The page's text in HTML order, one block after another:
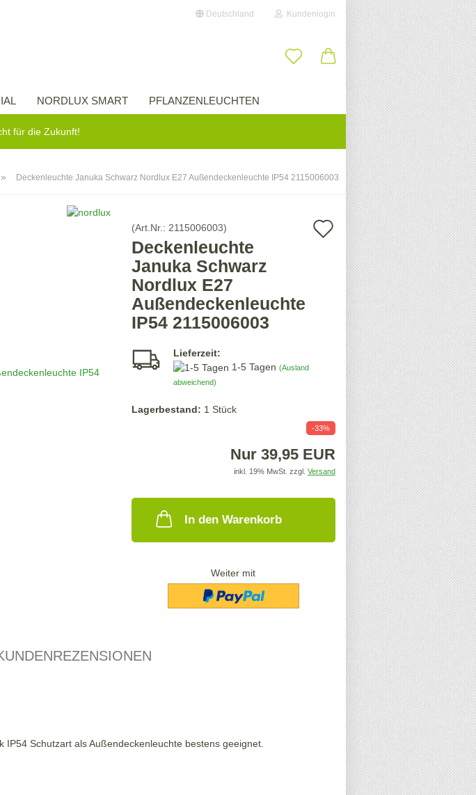
Deutschland Kundenlogin
Passwort vergessen?
für die Zukunft!
NORDLUX SMART PFLANZENLEUCHTEN
» Deckenleuchte Januka Schwarz Nordlux E27 Außendeckenleuchte IP54 2115006003
(Art.Nr.: 2115006003)
Auf
den
Merkzettel
Deckenleuchte
Januka Schwarz
Nordlux E27
Außendeckenleuchte
IP54 2115006003
Lieferzeit:
1-5 Tagen (Ausland
abweichend)
Lagerbestand: 1 Stück
-33%
Nur 39,95 EUR
inkl. 19% MwSt. zzgl. Versand
In den Warenkorb
Weiter mit
Schutzart als Außendeckenleuchte bestens geeignet.